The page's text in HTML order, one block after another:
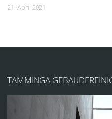
21. April 2021
TAMMINGA